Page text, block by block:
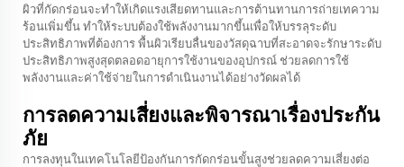
ผิวที่กัดกร่อนจะทำให้เกิดแรงเสียดทานและการต้านทานการถ่ายเทความ
ร้อนเพิ่มขึ้น ทำให้ระบบต้องใช้พลังงานมากขึ้นเพื่อให้บรรลุระดับ
ประสิทธิภาพที่ต้องการ พื้นผิวเรียบลื่นของวัสดุฉาบที่สะอาดจะรักษาระดับ
ประสิทธิภาพสูงสุดตลอดอายุการใช้งานของอุปกรณ์ ช่วยลดการใช้
พลังงานและค่าใช้จ่ายในการดำเนินงานได้อย่างวัดผลได้
การลดความเสี่ยงและพิจารณาเรื่องประกัน
ภัย
การลงทุนในเทคโนโลยีป้องกันการกัดกร่อนขั้นสูงช่วยลดความเสี่ยงต่อ